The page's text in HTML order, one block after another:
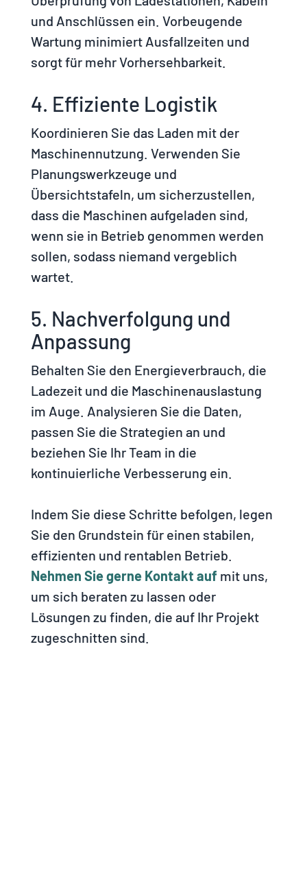
und Anschlüssen ein. Vorbeugende
Wartung minimiert Ausfallzeiten und
sorgt für mehr Vorhersehbarkeit.
4. Effiziente Logistik
Koordinieren Sie das Laden mit der
Maschinennutzung. Verwenden Sie
Planungswerkzeuge und
Übersichtstafeln, um sicherzustellen,
dass die Maschinen aufgeladen sind,
wenn sie in Betrieb genommen werden
sollen, sodass niemand vergeblich
wartet.
5. Nachverfolgung und
Anpassung
Behalten Sie den Energieverbrauch, die
Ladezeit und die Maschinenauslastung
im Auge. Analysieren Sie die Daten,
passen Sie die Strategien an und
beziehen Sie Ihr Team in die
kontinuierliche Verbesserung ein.
Indem Sie diese Schritte befolgen, legen
Sie den Grundstein für einen stabilen,
effizienten und rentablen Betrieb.
Nehmen Sie gerne Kontakt aufmit uns,
um sich beraten zu lassen oder
Lösungen zu finden, die auf Ihr Projekt
zugeschnitten sind.